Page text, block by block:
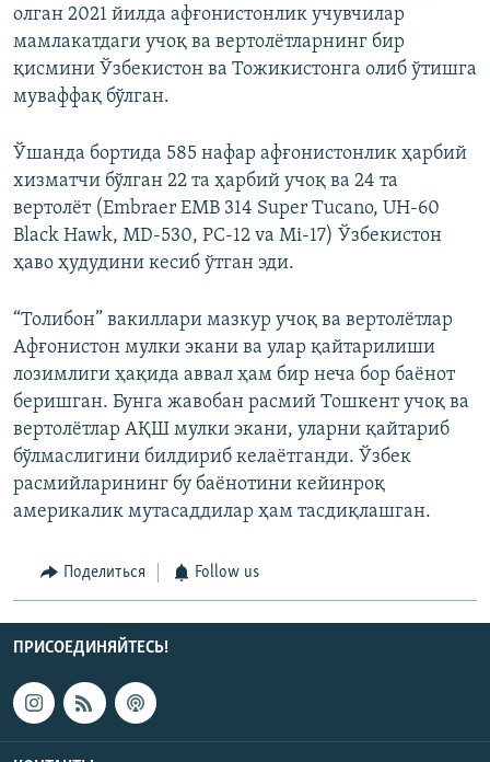
олган 2021 йилда афғонистонлик учувчилар
мамлакатдаги учоқ ва вертолётларнинг бир
қисмини Ўзбекистон ва Тожикистонга олиб ўтишга
муваффақ бўлган.
Ўшанда бортида 585 нафар афғонистонлик ҳарбий
хизматчи бўлган 22 та ҳарбий учоқ ва 24 та
вертолёт (Embraer EMB 314 Super Tucano, UH-60
Black Hawk, MD-530, PC-12 va Mi-17) Ўзбекистон
ҳаво ҳудудини кесиб ўтган эди.
“Толибон” вакиллари мазкур учоқ ва вертолётлар
Афғонистон мулки экани ва улар қайтарилиши
лозимлиги ҳақида аввал ҳам бир неча бор баёнот
беришган. Бунга жавобан расмий Тошкент учоқ ва
вертолётлар АҚШ мулки экани, уларни қайтариб
бўлмаслигини билдириб келаётганди. Ўзбек
расмийларининг бу баёнотини кейинроқ
америкалик мутасаддилар ҳам тасдиқлашган.
Поделиться Follow us
ПРИСОЕДИНЯЙТЕСЬ!